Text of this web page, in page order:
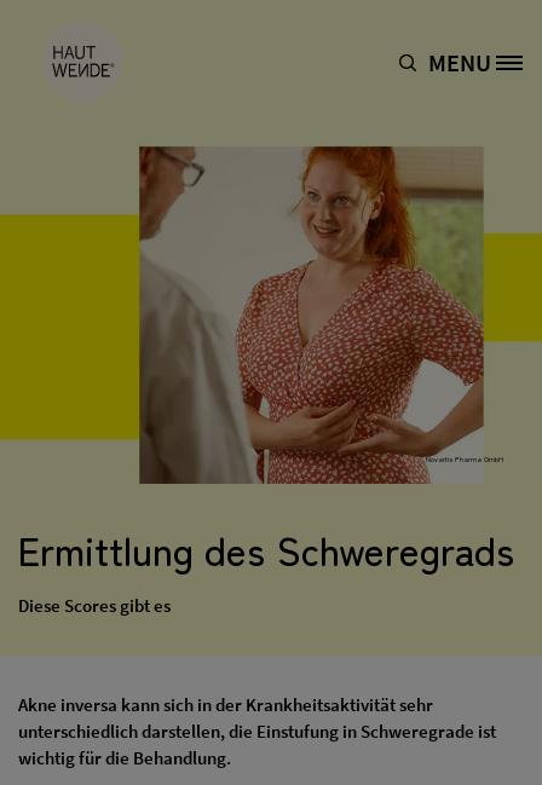
Site Logo MENU
Novartis Pharma GmbH
Ermittlung des Schweregrads
Diese Scores gibt es
Akne inversa kann sich in der Krankheitsaktivität sehr
unterschiedlich darstellen, die Einstufung in Schweregrade ist
wichtig für die Behandlung.